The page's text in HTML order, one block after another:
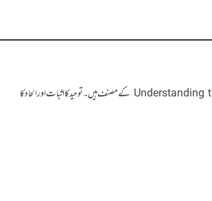
مجیب الحق حقی ریٹائرڈ پی آئی اے آفیسر ہیں۔ دو کتب " خدائی سرگوشیاں" اور۔ Understanding the Divine Whispers کے مصنف ہیں۔ توحید کا اثبات اور الحاد کا